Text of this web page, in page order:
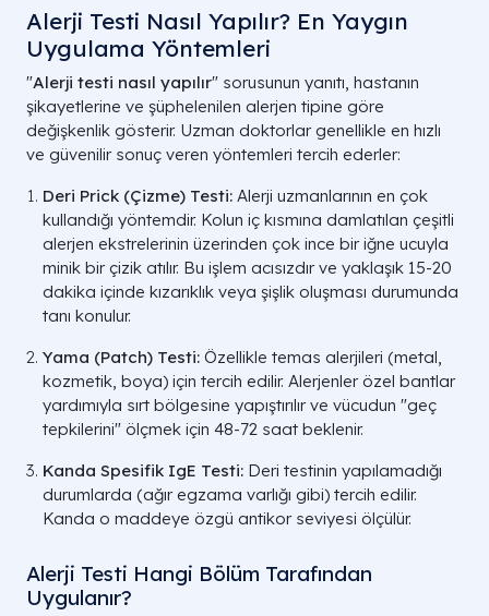
Alerji Testi Nasıl Yapılır? En Yaygın
Uygulama Yöntemleri
"Alerji testi nasıl yapılır" sorusunun yanıtı, hastanın
şikayetlerine ve şüphelenilen alerjen tipine göre
değişkenlik gösterir. Uzman doktorlar genellikle en hızlı
ve güvenilir sonuç veren yöntemleri tercih ederler:
Deri Prick (Çizme) Testi: Alerji uzmanlarının en çok
kullandığı yöntemdir. Kolun iç kısmına damlatılan çeşitli
alerjen ekstrelerinin üzerinden çok ince bir iğne ucuyla
minik bir çizik atılır. Bu işlem acısızdır ve yaklaşık 15-20
dakika içinde kızarıklık veya şişlik oluşması durumunda
tanı konulur.
Yama (Patch) Testi: Özellikle temas alerjileri (metal,
kozmetik, boya) için tercih edilir. Alerjenler özel bantlar
yardımıyla sırt bölgesine yapıştırılır ve vücudun "geç
tepkilerini" ölçmek için 48-72 saat beklenir.
Kanda Spesifik IgE Testi: Deri testinin yapılamadığı
durumlarda (ağır egzama varlığı gibi) tercih edilir.
Kanda o maddeye özgü antikor seviyesi ölçülür.
Alerji Testi Hangi Bölüm Tarafından
Uygulanır?